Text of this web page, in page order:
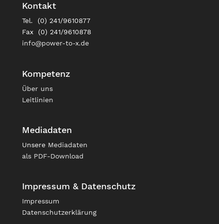
Kontakt
Tel. (0) 241/9610877
Fax (0) 241/9610878
info@power-to-x.de
Kompetenz
Über uns
Leitlinien
Mediadaten
Unsere Mediadaten
als PDF-Download
Impressum & Datenschutz
Impressum
Datenschutzerklärung